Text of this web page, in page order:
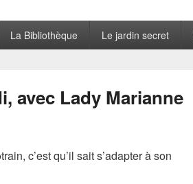
La Bibliothèque Le jardin secret
avec Lady Marianne
c’est qu’il sait s’adapter à son